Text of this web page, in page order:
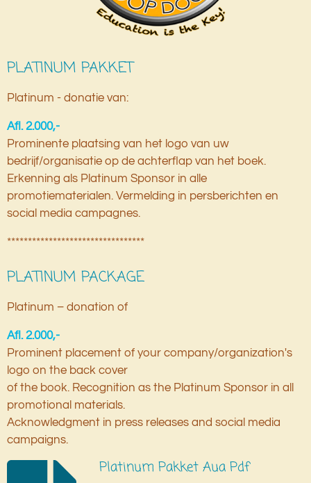
PLATINUM PAKKET
Platinum - donatie van:
Afl. 2.000,-
Prominente plaatsing van het logo van uw
bedrijf/organisatie op de achterflap van het boek.
Erkenning als Platinum Sponsor in alle
promotiematerialen. Vermelding in persberichten en
social media campagnes.
*********************************
PLATINUM PACKAGE
Platinum – donation of
Afl. 2.000,-
Prominent placement of your company/organization's
logo on the back cover
of the book. Recognition as the Platinum Sponsor in all
promotional materials.
Acknowledgment in press releases and social media
campaigns.
Platinum Pakket Aua Pdf